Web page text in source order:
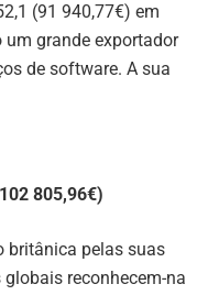
(91 940,77€) em
um grande exportador
de software. A sua
805,96€)
britânica pelas suas
reconhecem-na